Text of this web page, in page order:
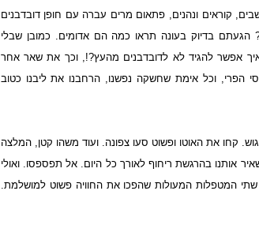
קוראים ונהנים, פתאום מרים עברה עם חופן דובדבנים
הגעתם בדיוק בעונה תראו כמה הם אדומים. כמובן שבלי
איך אפשר להגיד לא לדובדבנים מהעץ?!, וכך את שאר אחר
הפרי, וכל אימת שחשקה נפשנו, הרחבנו את ליבנו כטוב
קחו את האוטו ופשוט סעו צפונה. ועוד משהו קטן, המלצה
אותנו בהרגשת ריחוף לאורך כל היום. אל תפספסו. ואולי
שתי המטפלות המעולות שהפכו את החוויה פשוט למושלמת.